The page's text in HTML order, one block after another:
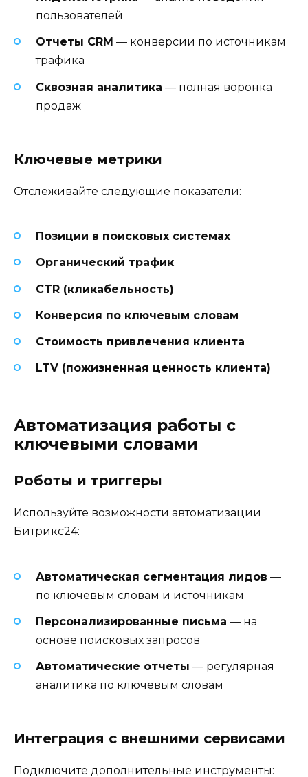
пользователей
Отчеты CRM — конверсии по источникам
трафика
Сквозная аналитика — полная воронка
продаж
Ключевые метрики
Отслеживайте следующие показатели:
Позиции в поисковых системах
Органический трафик
CTR (кликабельность)
Конверсия по ключевым словам
Стоимость привлечения клиента
LTV (пожизненная ценность клиента)
Автоматизация работы с
ключевыми словами
Роботы и триггеры
Используйте возможности автоматизации
Битрикс24:
Автоматическая сегментация лидов —
по ключевым словам и источникам
Персонализированные письма — на
основе поисковых запросов
Автоматические отчеты — регулярная
аналитика по ключевым словам
Интеграция с внешними сервисами
Подключите дополнительные инструменты: